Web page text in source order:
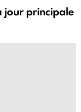
jour principale